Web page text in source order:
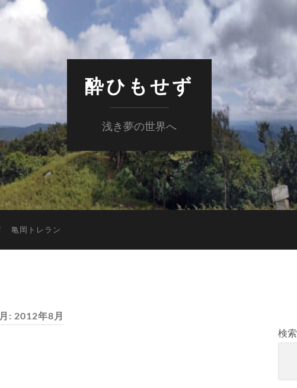
酔ひもせず
浅き夢の世界へ
亀岡トレラン
月: 2012年8月
検索